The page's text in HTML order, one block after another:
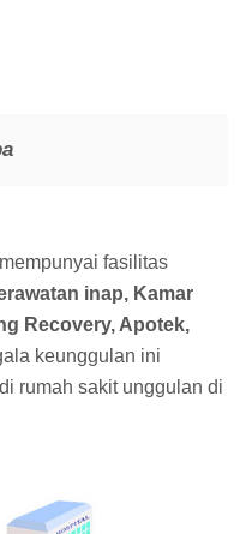
fasilitas
inap, Kamar
Recovery, Apotek,
keunggulan ini
rumah sakit unggulan di